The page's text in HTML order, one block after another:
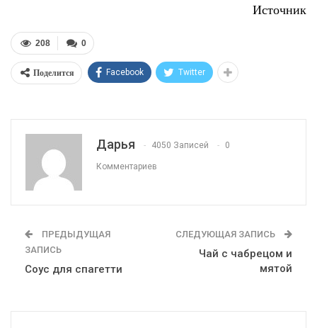
Источник
0
208
Поделится Facebook Twitter
Дарья 4050 Записей 0
Комментариев
ПРЕДЫДУЩАЯ
ЗАПИСЬ
Соус для спагетти
СЛЕДУЮЩАЯ ЗАПИСЬ
Чай с чабрецом и
мятой